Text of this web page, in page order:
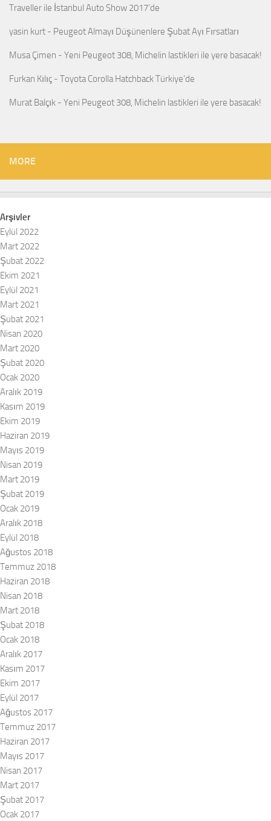
Traveller ile İstanbul Auto Show 2017’de
yasin kurt - Peugeot Almayı Düşünenlere Şubat Ayı Fırsatları
Musa Çimen - Yeni Peugeot 308, Michelin lastikleri ile yere basacak!
Furkan Kılıç - Toyota Corolla Hatchback Türkiye’de
Murat Balçık - Yeni Peugeot 308, Michelin lastikleri ile yere basacak!
MORE
Arşivler
Eylül 2022
Mart 2022
Şubat 2022
Ekim 2021
Eylül 2021
Mart 2021
Şubat 2021
Nisan 2020
Mart 2020
Şubat 2020
Ocak 2020
Aralık 2019
Kasım 2019
Ekim 2019
Haziran 2019
Mayıs 2019
Nisan 2019
Mart 2019
Şubat 2019
Ocak 2019
Aralık 2018
Eylül 2018
Ağustos 2018
Temmuz 2018
Haziran 2018
Nisan 2018
Mart 2018
Şubat 2018
Ocak 2018
Aralık 2017
Kasım 2017
Ekim 2017
Eylül 2017
Ağustos 2017
Temmuz 2017
Haziran 2017
Mayıs 2017
Nisan 2017
Mart 2017
Şubat 2017
Ocak 2017